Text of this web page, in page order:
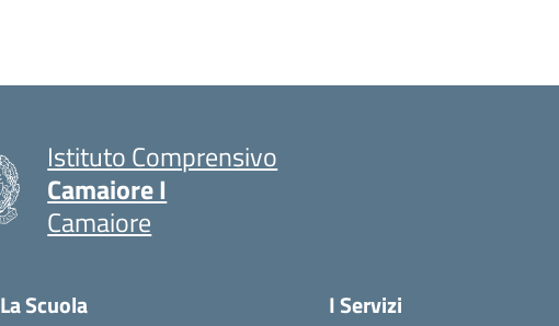
Istituto Comprensivo
Camaiore I
Camaiore
La Scuola I Servizi